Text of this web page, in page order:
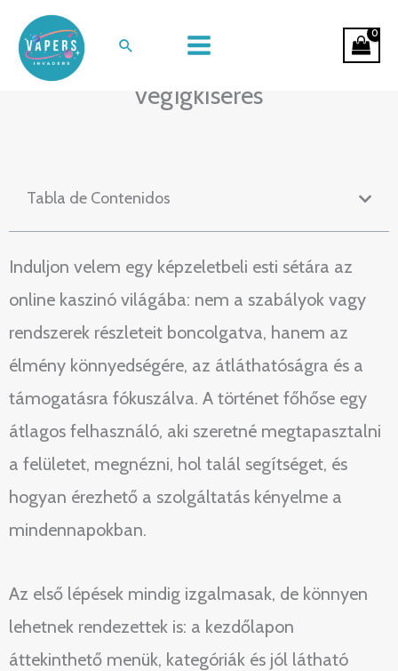
contenido
Buscar
Éjszakai séta a virtuális
játékteremben: egy kényelmes
végigkísérés
Tabla de Contenidos
Induljon velem egy képzeletbeli esti sétára az
online kaszinó világába: nem a szabályok vagy
rendszerek részleteit boncolgatva, hanem az
élmény könnyedségére, az átláthatóságra és a
támogatásra fókuszálva. A történet főhőse egy
átlagos felhasználó, aki szeretné megtapasztalni
a felületet, megnézni, hol talál segítséget, és
hogyan érezhető a szolgáltatás kényelme a
mindennapokban.
Az első lépések mindig izgalmasak, de könnyen
lehetnek rendezettek is: a kezdőlapon
áttekinthető menük, kategóriák és jól látható